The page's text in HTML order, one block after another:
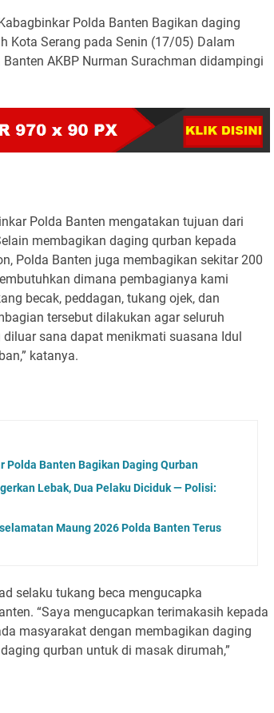
Polda Banten Bagikan daging
Kota Serang pada Senin (17/05) Dalam
AKBP Nurman Surachman didampingi
Polda Banten mengatakan tujuan dari
membagikan daging qurban kepada
Polda Banten juga membagikan sekitar 200
dimana pembagianya kami
becak, peddagan, tukang ojek, dan
tersebut dilakukan agar seluruh
sana dapat menikmati suasana Idul
katanya.
Banten Bagikan Daging Qurban
Lebak, Dua Pelaku Diciduk — Polisi:
Maung 2026 Polda Banten Terus
selaku tukang beca mengucapka
“Saya mengucapkan terimakasih kepada
masyarakat dengan membagikan daging
qurban untuk di masak dirumah,”